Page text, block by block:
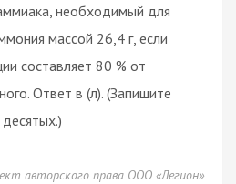
необходимый для
массой 26,4 г, если
составляет 80 % от
Ответ в (л). (Запишите
авторского права ООО «Легион»